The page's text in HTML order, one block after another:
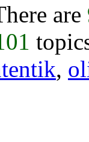
are
,